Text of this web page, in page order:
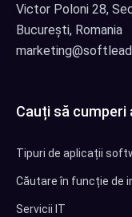
Victor Poloni 28,
București, Romania
Cauți să
Tipuri de aplicații
Căutare în funcție de
Servicii IT